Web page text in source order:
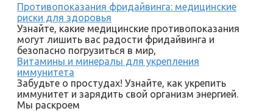
Противопоказания фридайвинга: медицинские
риски для здоровья
Узнайте, какие медицинские противопоказания
могут лишить вас радости фридайвинга и
безопасно погрузиться в мир,
Витамины и минералы для укрепления
иммунитета
Забудьте о простудах! Узнайте, как укрепить
иммунитет и зарядить свой организм энергией.
Мы раскроем